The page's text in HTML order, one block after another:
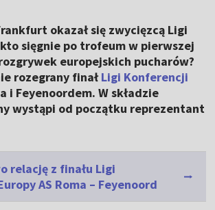
okazał się zwycięzcą Ligi
kto sięgnie po trofeum w pierwszej
europejskich pucharów?
rozegrany finałLigi Konferencji
i Feyenoordem. W składzie
wystąpi od początku reprezentant
relację z finału Ligi
AS Roma – Feyenoord